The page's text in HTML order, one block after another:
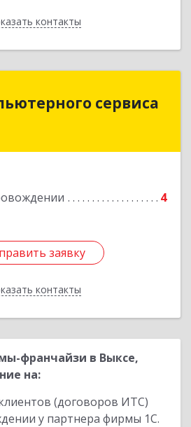
контакты
Назад
сервиса
4
заявку
контакты
сервиса
обл., г.Касимов, ул.Советская
заявку
Назад
франчайзи в Выксе,
на:
(договоров ИТС)
у партнера фирмы 1С.